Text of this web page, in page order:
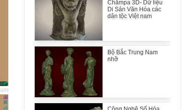
Chămpa 3D- Dữ liệu
Di Sản Văn Hóa các
dân tộc Việt nam
Bộ Bắc Trung Nam
nhỡ